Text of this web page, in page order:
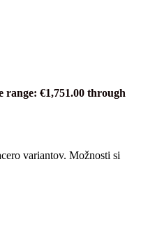
range: €1,751.00 through
variantov. Možnosti si